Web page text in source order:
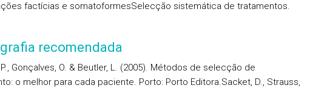
factícias e somatoformesSelecção sistemática de tratamentos.
recomendada
Gonçalves, O. & Beutler, L. (2005). Métodos de selecção de
o melhor para cada paciente. Porto: Porto Editora.Sacket, D., Strauss,